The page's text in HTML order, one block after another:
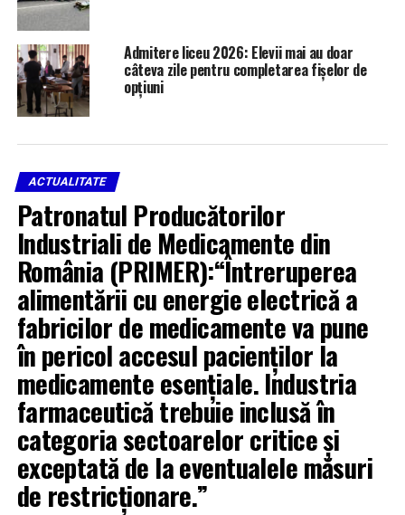
Admitere liceu 2026: Elevii mai au doar
câteva zile pentru completarea fișelor de
opțiuni
ACTUALITATE
Patronatul Producătorilor
Industriali de Medicamente din
România (PRIMER):“Întreruperea
alimentării cu energie electrică a
fabricilor de medicamente va pune
în pericol accesul pacienților la
medicamente esențiale. Industria
farmaceutică trebuie inclusă în
categoria sectoarelor critice și
exceptată de la eventualele măsuri
de restricționare.”